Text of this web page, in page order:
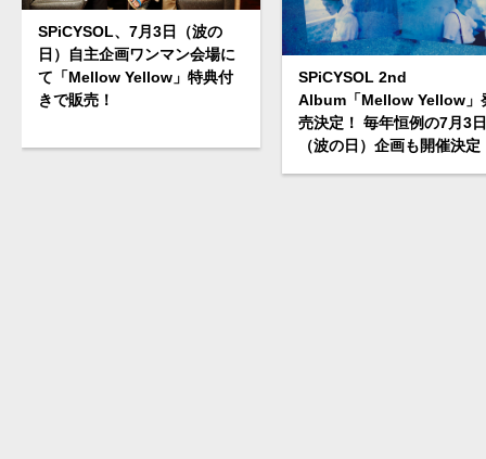
SPiCYSOL、7月3日（波の
日）自主企画ワンマン会場に
て「Mellow Yellow」特典付
きで販売！
SPiCYSOL 2nd
Album「Mellow Yellow」
売決定！ 毎年恒例の7月3日
（波の日）企画も開催決定